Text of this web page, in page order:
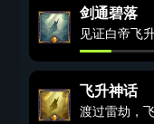
剑通碧落
见证白帝飞升
飞升神话
渡过雷劫，